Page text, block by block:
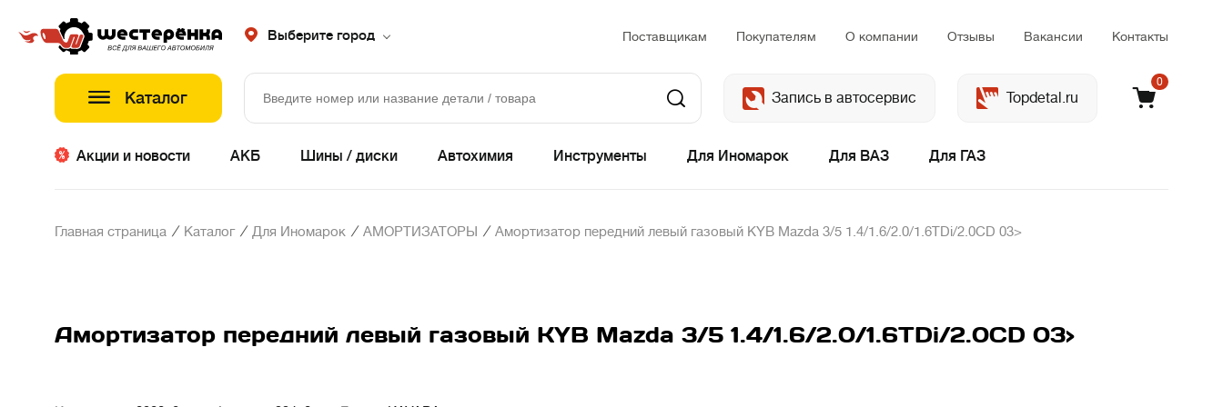
Выберите город Поставщикам Покупателям О компании Отзывы Вакансии Контакты
Каталог Запись в автосервис Topdetal.ru
0
Акции и новости АКБ Шины / диски Автохимия Инструменты Для Иномарок Для ВАЗ Для ГАЗ
Главная страница / Каталог / Для Иномарок / АМОРТИЗАТОРЫ / Амортизатор передний левый газовый KYB Mazda 3/5 1.4/1.6/2.0/1.6TDi/2.0CD 03>
Амортизатор передний левый газовый KYB Mazda 3/5 1.4/1.6/2.0/1.6TDi/2.0CD 03>